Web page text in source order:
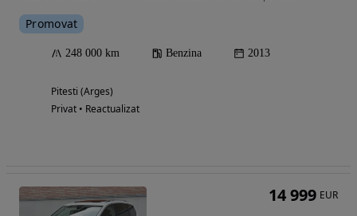
Promovat
248 000 km Benzina 2013
Pitesti (Arges)
Privat • Reactualizat
14 999 EUR